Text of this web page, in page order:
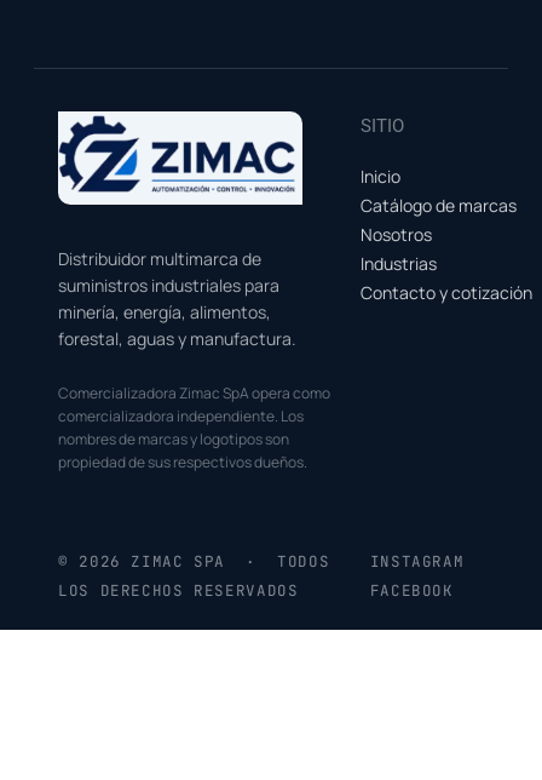
Distribuidor multimarca de
suministros industriales para
minería, energía, alimentos,
forestal, aguas y manufactura.
Comercializadora Zimac SpA opera como
comercializadora independiente. Los
nombres de marcas y logotipos son
propiedad de sus respectivos dueños.
SITIO
Inicio
Catálogo de marcas
Nosotros
Industrias
Contacto y cotización
© 2026 ZIMAC SPA · TODOS
LOS DERECHOS RESERVADOS
INSTAGRAM
FACEBOOK